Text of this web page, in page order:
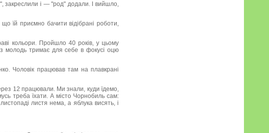
закреслили і — "род" додали. І вийшло,
їй приємно бачити відібрані роботи,
кольори. Пройшло 40 років, у цьому
молодь тримає для себе в фокусі оцю
Чоловік працював там на плавкрані
12 працювали. Ми знали, куди їдемо,
треба їхати. А місто Чорнобиль сам:
листя нема, а яблука висять, і